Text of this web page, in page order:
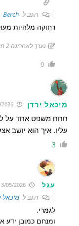
הגב ל Berch
רחוקה מלהיות
נערך לאחרונה 2 חודשים לפני על ידי יו"ר איגוד רפי ההבנה העולמי
0
מיכאל ירדן 13/05/2026 9:33:36
עליו. איך הוא יושב
3
עגל
הגב למיכאל
לגמרי.
ומנחם כמובן ידע את